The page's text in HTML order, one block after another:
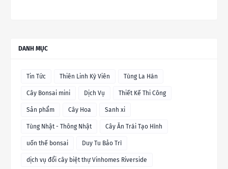
DANH MỤC
Tin Tức Thiên Linh Kỳ Viên Tùng La Hán
Cây Bonsai mini Dịch Vụ Thiết Kế Thi Công
Sản phẩm Cây Hoa Sanh xi
Tùng Nhật - Thông Nhật Cây Ăn Trái Tạo Hình
uốn thế bonsai Duy Tu Bảo Trì
dịch vụ đổi cây biệt thự Vinhomes Riverside